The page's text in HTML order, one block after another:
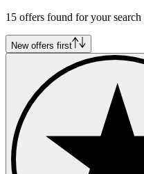
15 offers found for your search
New offers first